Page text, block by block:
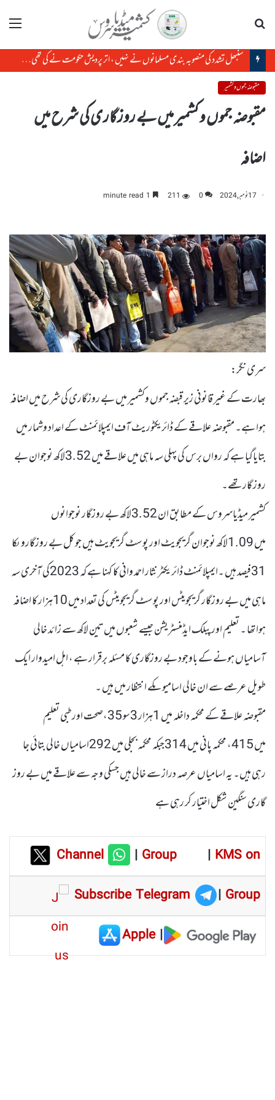
مینو
سنبھل تشدد کی منصوبہ بندی مسلمانوں نے نہیں ، اتر پردیش حکومت نے کی تھی، رکن پارلیمنٹ
مقبوضہ جموں و کشمیر
مقبوضہ جموں و کشمیر میں بے روز گاری کی شرح میں
اضافہ
17 نومبر, 2024 0
211
سری نگر:
بھارت کے غیر قانونی زیر قبضہ جموں وکشمیر میں بے روزگاری کی شرح میں اضافہ
ہوا ہے۔ مقبوضہ علاقے کے ڈائریکٹوریٹ آف ایمپلائمنٹ کے اعداد وشمار میں
بتایاگیا ہے کہ رواں برس کی پہلی سہ ماہی میں علاقے میں 3.52لاکھ نوجوان بے
روز گارتھے۔
کشمیر میڈیاسروس کے مطابق ان 3.52لاکھ بے روزگار نوجوانوں
میں 1.09لاکھ نوجوان گریجویٹ اور پوسٹ گریجویٹ ہیں جو کل بے روزگاروںکا
31فیصد ہیں ۔ایمپلائمنٹ ڈائر یکٹر نثار احمد وانی کا کہنا ہے کہ 2023کی آخری سہ
ماہی میں بے روزگار گریجویٹس اور پوسٹ گریجویٹس کی تعداد میں 10ہزار کا اضافہ
ہوا تھا ۔ تعلیم اور پبلک ایڈمنسٹریشن جیسے شعبوں میں تین لاکھ سے زائد خالی
آسامیاں ہونے کے باوجود بے روزگاری کا مسئلہ برقرار ہے ، اہل امیدوار ایک
طویل عرصے سے ان خالی اسامیوںکے انتظار میں ہیں ۔
مقبوضہ علاقے کے محکمہ داخلہ میں 1ہزار 3سو 35،صحت اور طبی تعلیم
میں 415، محکمہ پانی میں 314جبکہ محکمہ بجلی میں 292اسامیاں خالی بتائی جا
رہی ہیں۔ یہ اسامیاں عرصہ دراز سے خالی ہیں جسکی وجہ سے علاقے میں بے روز
گاری سنگین شکل اختیار کر رہی ہے
Channel |Group | KMS on
Subscribe Telegram
| Group
|
Apple